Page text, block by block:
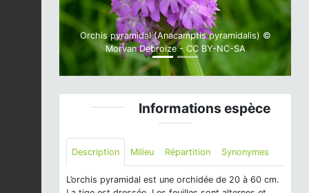
Orchis pyramidal (Anacamptis pyramidalis) ©
Morvan Debroize - CC BY-NC-SA
Informations espèce
Description Milieu Répartition Synonymes
L’orchis pyramidal est une orchidée de 20 à 60 cm.